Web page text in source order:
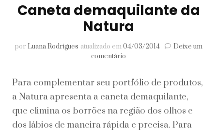
Caneta demaquilante da
Natura
por Luana Rodrigues atualizado em04/03/2014
Deixe um
comentário
da
Natura
Para complementar seu portfólio de produtos,
a Natura apresenta a caneta demaquilante,
que elimina os borrões na região dos olhos e
dos lábios de maneira rápida e precisa. Para